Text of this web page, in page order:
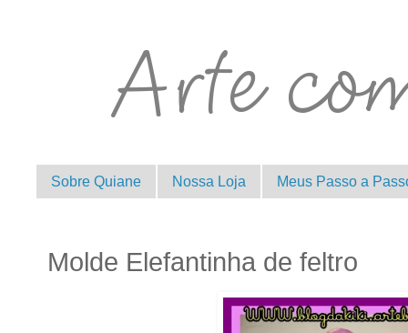
Sobre Quiane Nossa Loja Meus Passo a
Molde Elefantinha de feltro